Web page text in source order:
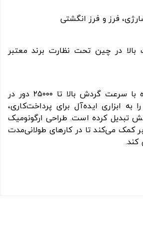
فرز و فرز انگشتی
بالا در چین تحت نظارت برند معتبر
توان ۲۵۰ وات، همراه با سرعت گردش بالا تا ۲۵۰۰۰ دور در
به ابزاری ایده‌آل برای پرداخت‌کاری،
تبدیل کرده است. طراحی ارگونومیک
کمک می‌کند تا در کارهای طولانی‌مدت